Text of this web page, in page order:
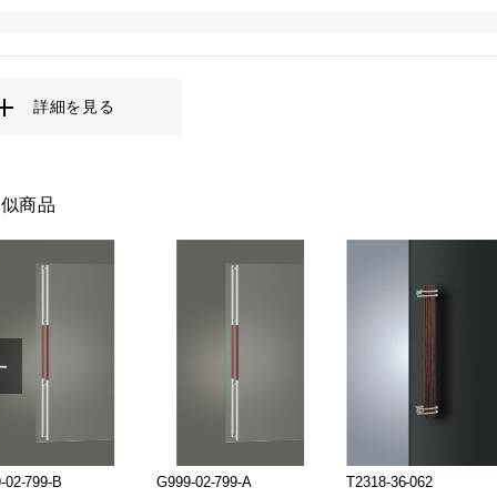
詳細を見る
商品
02-799-B G999-02-799-A T2318-36-062